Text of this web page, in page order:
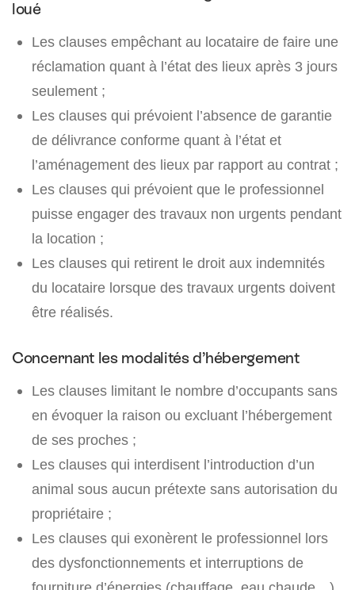
loué
Les clauses empêchant au locataire de faire une
réclamation quant à l’état des lieux après 3 jours
seulement ;
Les clauses qui prévoient l’absence de garantie
de délivrance conforme quant à l’état et
l’aménagement des lieux par rapport au contrat ;
Les clauses qui prévoient que le professionnel
puisse engager des travaux non urgents pendant
la location ;
Les clauses qui retirent le droit aux indemnités
du locataire lorsque des travaux urgents doivent
être réalisés.
Concernant les modalités d’hébergement
Les clauses limitant le nombre d’occupants sans
en évoquer la raison ou excluant l’hébergement
de ses proches ;
Les clauses qui interdisent l’introduction d’un
animal sous aucun prétexte sans autorisation du
propriétaire ;
Les clauses qui exonèrent le professionnel lors
des dysfonctionnements et interruptions de